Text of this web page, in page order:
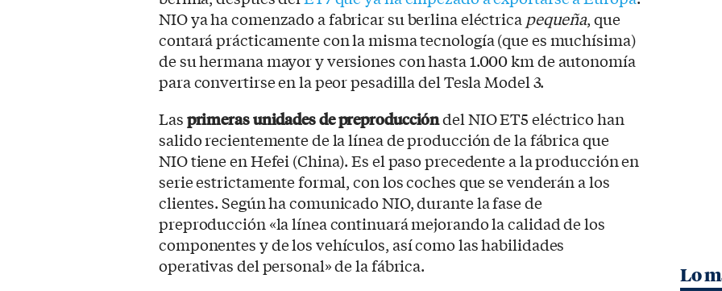
NIO ya ha comenzado a fabricar su berlina eléctrica pequeña, que
contará prácticamente con la misma tecnología (que es muchísima)
de su hermana mayor y versiones con hasta 1.000 km de autonomía
para convertirse en la peor pesadilla del Tesla Model 3.
Lasprimeras unidades de preproduccióndel NIO ET5 eléctrico han
salido recientemente de la línea de producción de la fábrica que
NIO tiene en Hefei (China). Es el paso precedente a la producción en
serie estrictamente formal, con los coches que se venderán a los
clientes. Según ha comunicado NIO, durante la fase de
preproducción «la línea continuará mejorando la calidad de los
componentes y de los vehículos, así como las habilidades
operativas del personal» de la fábrica.
Lo